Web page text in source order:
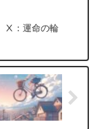
：運命の輪